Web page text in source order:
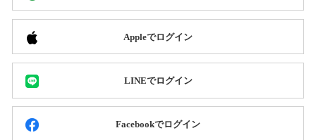
Appleでログイン
LINEでログイン
Facebookでログイン